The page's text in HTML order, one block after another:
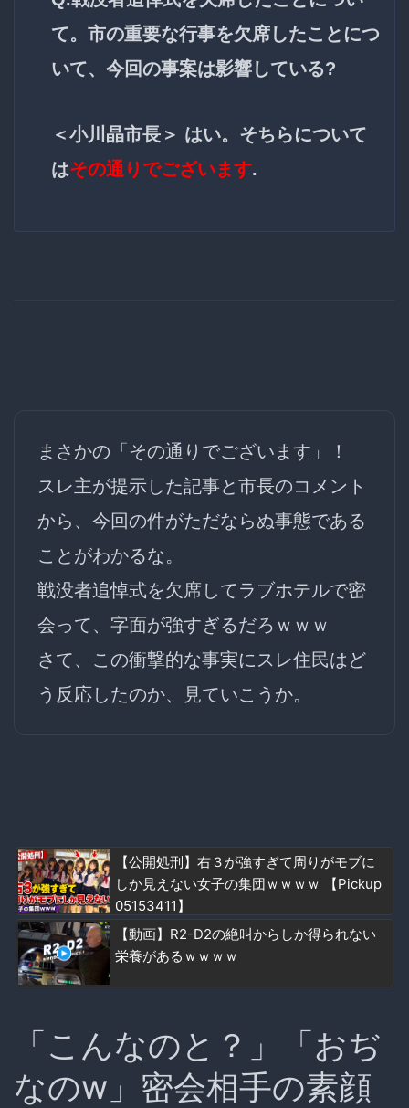
て。市の重要な行事を欠席したことにつ
いて、今回の事案は影響している?
＜小川晶市長＞ はい。そちらについて
はその通りでございます.
まさかの 「その通りでございます」
！
スレ主が提示した記事と市長のコメント
から、今回の件がただならぬ事態である
ことがわかるな。
戦没者追悼式を欠席してラブホテルで密
会って、字面が強すぎるだろｗｗｗ
さて、この衝撃的な事実にスレ住民はど
う反応したのか、見ていこうか。
【公開処刑】右３が強すぎて周りがモブに
しか見えない女子の集団ｗｗｗｗ 【Pickup
05153411】
【動画】R2-D2の絶叫からしか得られない
栄養があるｗｗｗｗ
「こんなのと？」「おぢ
なのw」密会相手の素顔